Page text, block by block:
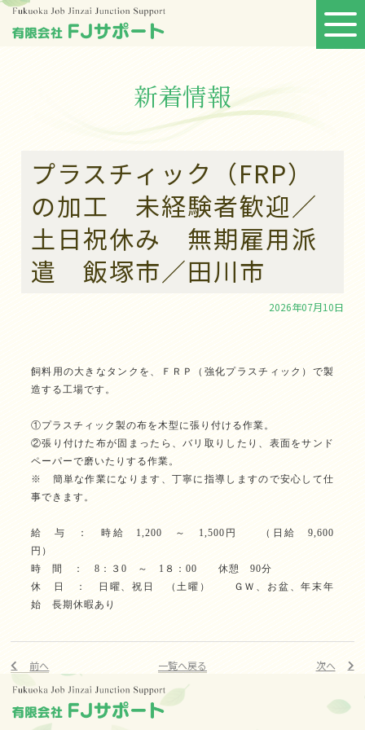
新着情報
プラスチィック（FRP）
の加工 未経験者歓迎／
土日祝休み 無期雇用派
遣 飯塚市／田川市
2026年07月10日
飼料用の大きなタンクを、ＦＲＰ（強化プラスチィック）で製
造する工場です。
①プラスチィック製の布を木型に張り付ける作業。
②張り付けた布が固まったら、バリ取りしたり、表面をサンド
ペーパーで磨いたりする作業。
※ 簡単な作業になります、丁寧に指導しますので安心して仕
事できます。
給 与 ： 時給 1,200 ～ 1,500円 （日給 9,600
円）
時 間 ： 8：３0 ～ 1８：00 休憩 90分
休 日 ： 日曜、祝日 （土曜） ＧＷ、お盆、年末年
始 長期休暇あり
前へ 一覧へ戻る 次へ